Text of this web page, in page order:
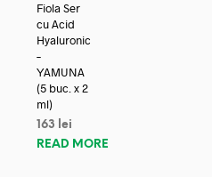
Fiola Ser
cu Acid
Hyaluronic
–
YAMUNA
(5 buc. x 2
ml)
163
lei
READ MORE